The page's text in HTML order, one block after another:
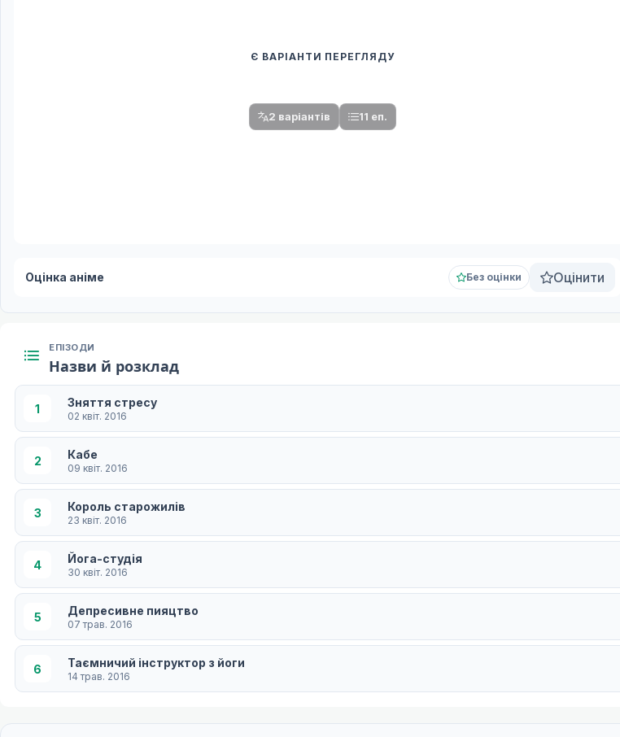
Є ВАРІАНТИ ПЕРЕГЛЯДУ
2 варіантів 11 еп.
Оцінка аніме Без оцінки Оцінити
ЕПІЗОДИ
Назви й розклад
1 Зняття стресу
02 квіт. 2016
2 Кабе
09 квіт. 2016
3 Король старожилів
23 квіт. 2016
4 Йога-студія
30 квіт. 2016
5 Депресивне пияцтво
07 трав. 2016
6 Таємничий інструктор з йоги
14 трав. 2016